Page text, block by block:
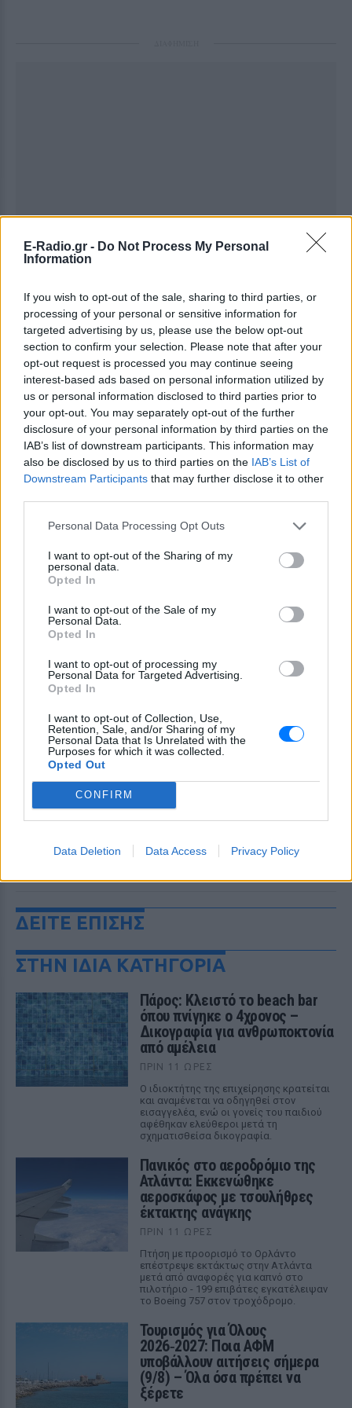
E-Radio.gr - Do Not Process My Personal
Information
If you wish to opt-out of the sale, sharing to third parties, or
processing of your personal or sensitive information for
targeted advertising by us, please use the below opt-out
section to confirm your selection. Please note that after your
opt-out request is processed you may continue seeing
interest-based ads based on personal information utilized by
us or personal information disclosed to third parties prior to
your opt-out. You may separately opt-out of the further
disclosure of your personal information by third parties on the
IAB’s list of downstream participants. This information may
also be disclosed by us to third parties on the IAB’s List of
Downstream Participants that may further disclose it to other
Personal Data Processing Opt Outs
I want to opt-out of the Sharing of my
personal data.
Opted In
I want to opt-out of the Sale of my
Personal Data.
Opted In
I want to opt-out of processing my
Personal Data for Targeted Advertising.
Opted In
I want to opt-out of Collection, Use,
Retention, Sale, and/or Sharing of my
Personal Data that Is Unrelated with the
Purposes for which it was collected.
Opted Out
CONFIRM
Data Deletion Data Access Privacy Policy
Ακολουθήστε το E-Radio.gr στο Google News
και μάθετε πρώτοι
τα πιο hot νέα
Για ακόμη περισσότερανέα, μπείτε στην ροή
ειδήσεωντου E-Daily.gr
ΔΕΙΤΕ ΕΠΙΣΗΣ
ΣΤΗΝ ΙΔΙΑ ΚΑΤΗΓΟΡΙΑ
Πάρος: Κλειστό το beach bar
όπου πνίγηκε ο 4χρονος –
Δικογραφία για ανθρωποκτονία
από αμέλεια
ΠΡΙΝ 11 ΏΡΕΣ
Ο ιδιοκτήτης της επιχείρησης κρατείται
και αναμένεται να οδηγηθεί στον
εισαγγελέα, ενώ οι γονείς του παιδιού
αφέθηκαν ελεύθεροι μετά τη
σχηματισθείσα δικογραφία.
Πανικός στο αεροδρόμιο της
Ατλάντα: Εκκενώθηκε
αεροσκάφος με τσουλήθρες
έκτακτης ανάγκης
ΠΡΙΝ 11 ΏΡΕΣ
Πτήση με προορισμό το Ορλάντο
επέστρεψε εκτάκτως στην Ατλάντα
μετά από αναφορές για καπνό στο
πιλοτήριο - 199 επιβάτες εγκατέλειψαν
το Boeing 757 στον τροχόδρομο.
Τουρισμός για Όλους
2026‑2027: Ποια ΑΦΜ
υποβάλλουν αιτήσεις σήμερα
(9/8) – Όλα όσα πρέπει να
ξέρετε